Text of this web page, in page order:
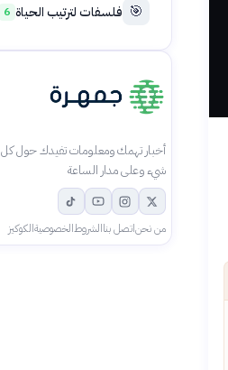
🎯 فلسفات لترتيب الحياة 6
أخبار تهمك ومعلومات تفيدك حول كل
شيء وعلى مدار الساعة
من نحناتصل بناالشروطالخصوصيةالكوكيز